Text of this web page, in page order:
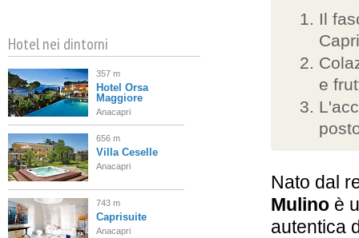
Il
Capri
e
Nato dal
Mulino è
autentica
Hotel nei dintorni
357 m
Hotel Orsa
Maggiore
Anacapri
656 m
Villa Ceselle
Anacapri
743 m
Caprisuite
Anacapri